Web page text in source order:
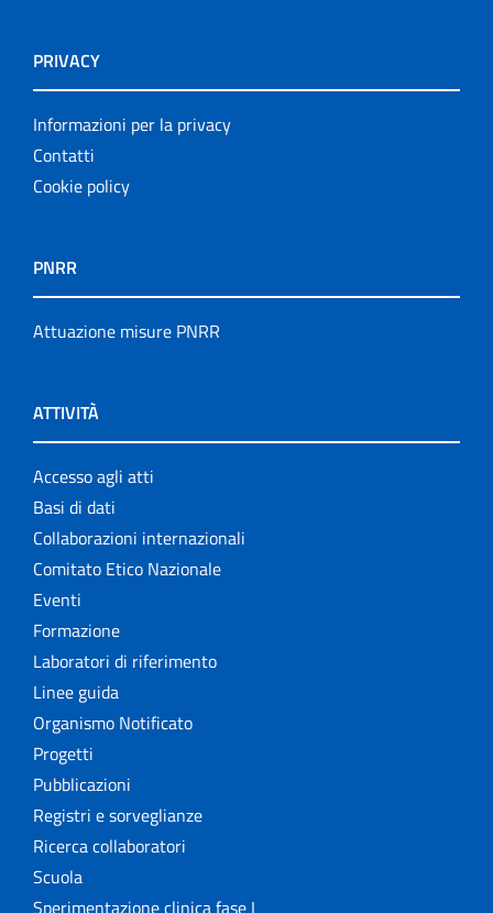
PRIVACY
Informazioni per la privacy
Contatti
Cookie policy
PNRR
Attuazione misure PNRR
ATTIVITÀ
Accesso agli atti
Basi di dati
Collaborazioni internazionali
Comitato Etico Nazionale
Eventi
Formazione
Laboratori di riferimento
Linee guida
Organismo Notificato
Progetti
Pubblicazioni
Registri e sorveglianze
Ricerca collaboratori
Scuola
Sperimentazione clinica fase I